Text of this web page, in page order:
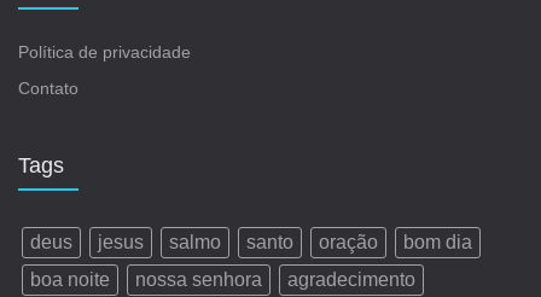
Política de privacidade
Contato
Tags
deus jesus salmo santo oração
bom dia
boa noite
nossa senhora
agradecimento